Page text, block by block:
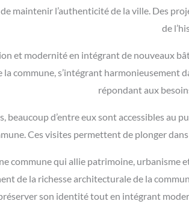
maintenir l’authenticité de la ville. Des
de
et modernité en intégrant de nouveaux
la commune, s’intégrant
répondant aux
beaucoup d’entre eux sont accessibles
Ces visites permettent de plonger
commune qui allie patrimoine,
de la richesse architecturale de la
son identité tout en intégrant